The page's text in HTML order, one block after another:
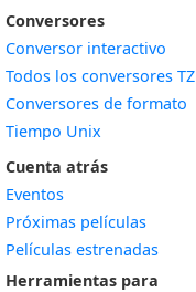
Conversores
Conversor interactivo
Todos los conversores TZ
Conversores de formato
Tiempo Unix
Cuenta atrás
Eventos
Próximas películas
Películas estrenadas
Herramientas para